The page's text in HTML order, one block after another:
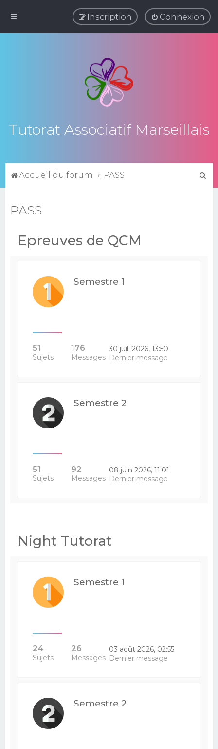
Connexion
Inscription
Tutorat Associatif Marseillais
Accueil du forum PASS
PASS
Epreuves de QCM
Semestre 1
51
Sujets
176
Messages
30 juil. 2026, 13:50
Dernier message
Semestre 2
51
Sujets
92
Messages
08 juin 2026, 11:01
Dernier message
Night Tutorat
Semestre 1
24
Sujets
26
Messages
03 août 2026, 02:55
Dernier message
Semestre 2